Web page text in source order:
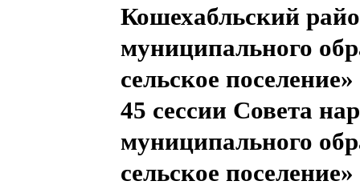
Кошехабльский
муниципального
сельское
45 сессии Совета
муниципального
сельское